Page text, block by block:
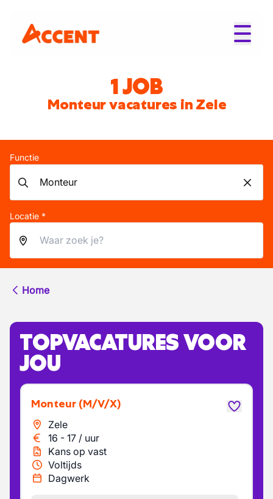
1 JOB
Monteur vacatures in Zele
Functie
Locatie *
Home
TOPVACATURES VOOR
JOU
Monteur (M/V/X)
Zele
16 - 17 / uur
Kans op vast
Voltijds
Dagwerk